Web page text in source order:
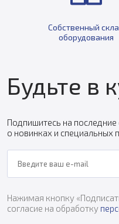
Собственный
оборудования
Будьте в
Подпишитесь на последние
о новинках и
Нажимая кнопку
согласие на обработку